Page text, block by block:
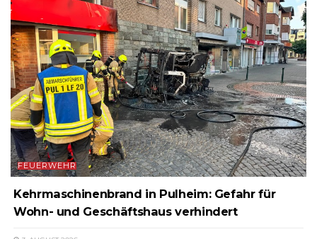
FEUERWEHR
Kehrmaschinenbrand in Pulheim: Gefahr für
Wohn- und Geschäftshaus verhindert